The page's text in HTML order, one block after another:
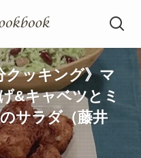
クッキング》マ
&キャベツとミ
サラダ（藤井